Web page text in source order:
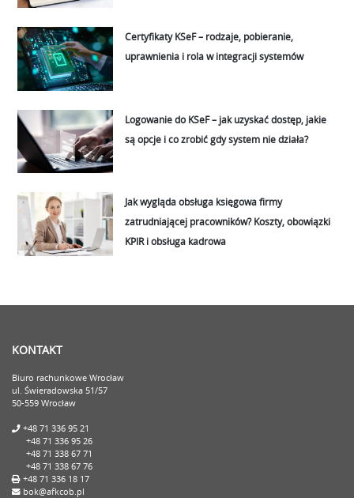
Certyfikaty KSeF – rodzaje, pobieranie,
uprawnienia i rola w integracji systemów
Logowanie do KSeF – jak uzyskać dostęp, jakie
są opcje i co zrobić gdy system nie działa?
Jak wygląda obsługa księgowa firmy
zatrudniającej pracowników? Koszty, obowiązki
KPIR i obsługa kadrowa
KONTAKT
Biuro rachunkowe Wrocław
ul. Świeradowska 51/57
50-559 Wrocław
+48 71 336 95 21
+48 71 336 95 26
+48 71 338 67 71
+48 71 338 67 76
+48 71 336 18 17
bok@afkcob.pl